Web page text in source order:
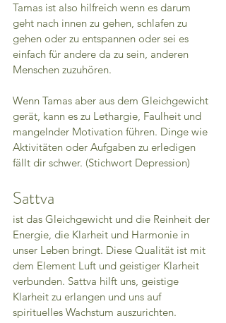
Tamas ist also hilfreich wenn es darum
geht nach innen zu gehen, schlafen zu
gehen oder zu entspannen oder sei es
einfach für andere da zu sein, anderen
Menschen zuzuhören.
Wenn Tamas aber aus dem Gleichgewicht
gerät, kann es zu Lethargie, Faulheit und
mangelnder Motivation führen. Dinge wie
Aktivitäten oder Aufgaben zu erledigen
fällt dir schwer. (Stichwort Depression)
Sattva
ist das Gleichgewicht und die Reinheit der
Energie, die Klarheit und Harmonie in
unser Leben bringt. Diese Qualität ist mit
dem Element Luft und geistiger Klarheit
verbunden. Sattva hilft uns, geistige
Klarheit zu erlangen und uns auf
spirituelles Wachstum auszurichten.